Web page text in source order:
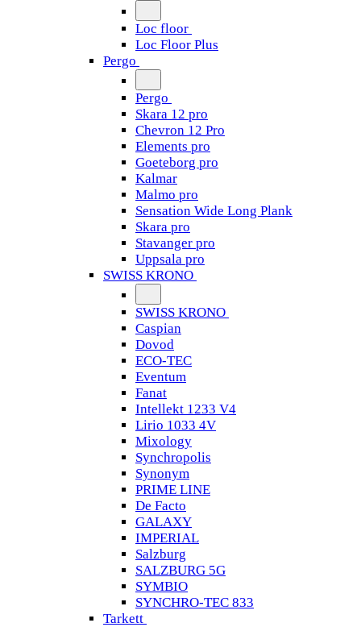
Loc floor
Loc Floor Plus
Pergo
Pergo
Skara 12 pro
Chevron 12 Pro
Elements pro
Goeteborg pro
Kalmar
Malmo pro
Sensation Wide Long Plank
Skara pro
Stavanger pro
Uppsala pro
SWISS KRONO
SWISS KRONO
Caspian
Dovod
ECO-TEC
Eventum
Fanat
Intellekt 1233 V4
Lirio 1033 4V
Mixology
Synchropolis
Synonym
PRIME LINE
De Facto
GALAXY
IMPERIAL
Salzburg
SALZBURG 5G
SYMBIO
SYNCHRO-TEC 833
Tarkett